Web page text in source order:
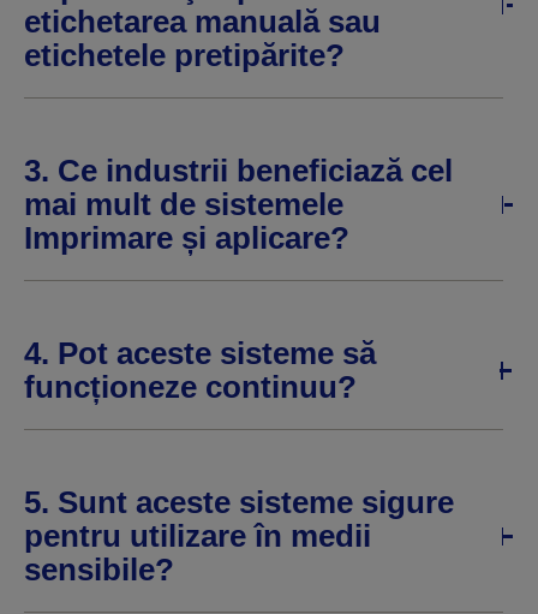
etichetarea manuală sau
etichetele pretipărite?
3. Ce industrii beneficiază cel
mai mult de sistemele
Imprimare și aplicare?
4. Pot aceste sisteme să
funcționeze continuu?
5. Sunt aceste sisteme sigure
pentru utilizare în medii
sensibile?